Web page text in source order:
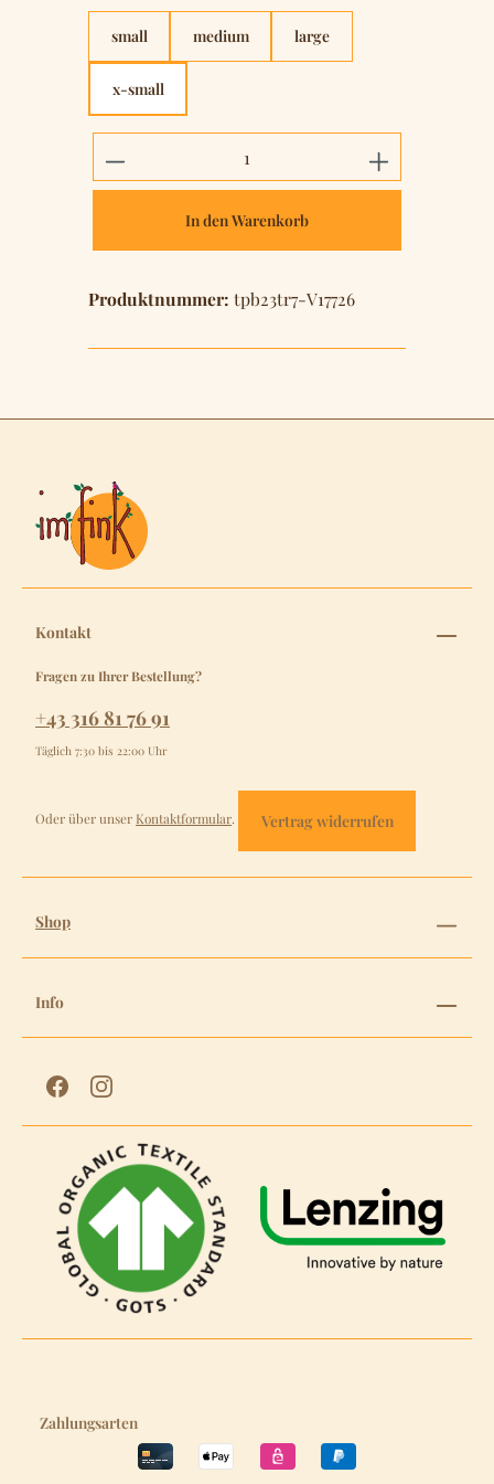
small medium large
x-small
Produkt Anzahl: Gib den
In den Warenkorb
Produktnummer: tpb23tr7-V17726
Kontakt
Fragen zu Ihrer Bestellung?
+43 316 81 76 91
Täglich 7:30 bis 22:00 Uhr
Oder über unser Kontaktformular. Vertrag widerrufen
Shop
Info
Zahlungsarten